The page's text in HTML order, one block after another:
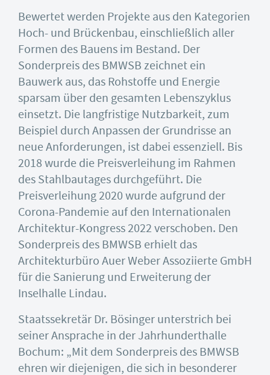
Bewertet werden Projekte aus den Kategorien
Hoch- und Brückenbau, einschließlich aller
Formen des Bauens im Bestand. Der
Sonderpreis des BMWSB zeichnet ein
Bauwerk aus, das Rohstoffe und Energie
sparsam über den gesamten Lebenszyklus
einsetzt. Die langfristige Nutzbarkeit, zum
Beispiel durch Anpassen der Grundrisse an
neue Anforderungen, ist dabei essenziell. Bis
2018 wurde die Preisverleihung im Rahmen
des Stahlbautages durchgeführt. Die
Preisverleihung 2020 wurde aufgrund der
Corona-Pandemie auf den Internationalen
Architektur-Kongress 2022 verschoben. Den
Sonderpreis des BMWSB erhielt das
Architekturbüro Auer Weber Assoziierte GmbH
für die Sanierung und Erweiterung der
Inselhalle Lindau.
Staatssekretär Dr. Bösinger unterstrich bei
seiner Ansprache in der Jahrhunderthalle
Bochum: „Mit dem Sonderpreis des BMWSB
ehren wir diejenigen, die sich in besonderer